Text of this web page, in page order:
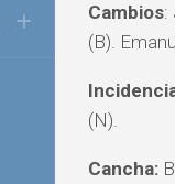
Cambios:
(B).
(N).
Cancha: